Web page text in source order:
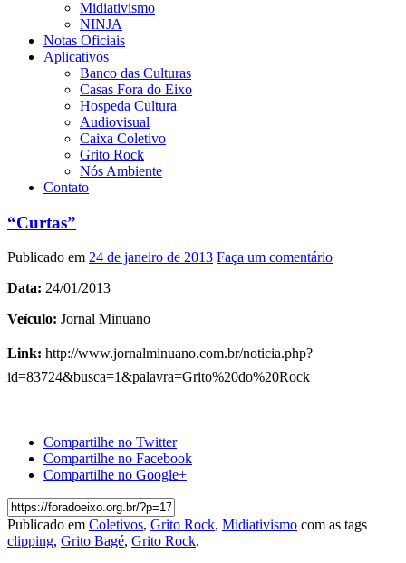
Midiativismo
NINJA
Notas Oficiais
Aplicativos
Banco das Culturas
Casas Fora do Eixo
Hospeda Cultura
Audiovisual
Caixa Coletivo
Grito Rock
Nós Ambiente
Contato
“Curtas”
Publicado em 24 de janeiro de 2013 Faça um comentário
Data: 24/01/2013
Veículo: Jornal Minuano
Link: http://www.jornalminuano.com.br/noticia.php?
id=83724&busca=1&palavra=Grito%20do%20Rock
Compartilhe no Twitter
Compartilhe no Facebook
Compartilhe no Google+
Publicado em Coletivos, Grito Rock, Midiativismo com as tags
clipping, Grito Bagé, Grito Rock.